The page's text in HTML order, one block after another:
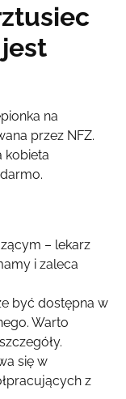
na
przez NFZ.
kobieta
– lekarz
i zaleca
być dostępna w
Warto
się w
z